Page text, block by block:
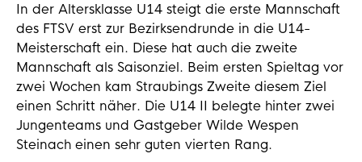
In der Altersklasse U14 steigt die erste Mannschaft
des FTSV erst zur Bezirksendrunde in die U14-
Meisterschaft ein. Diese hat auch die zweite
Mannschaft als Saisonziel. Beim ersten Spieltag vor
zwei Wochen kam Straubings Zweite diesem Ziel
einen Schritt näher. Die U14 II belegte hinter zwei
Jungenteams und Gastgeber Wilde Wespen
Steinach einen sehr guten vierten Rang.